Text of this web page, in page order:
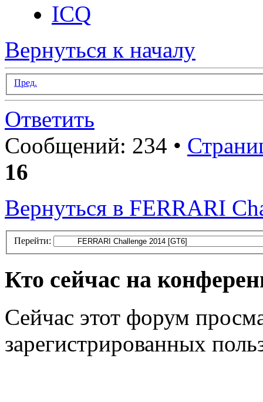
ICQ
Вернуться к началу
Пред.
Ответить
Сообщений: 234 •
16
Вернуться в FERRARI
Перейти:
Кто сейчас на
Сейчас этот форум
зарегистрированных